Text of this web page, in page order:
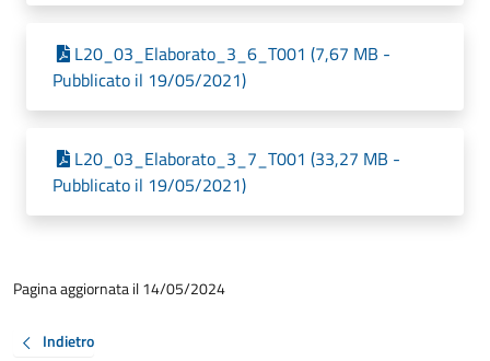
L20_03_Elaborato_3_6_T001 (7,67 MB -
Pubblicato il 19/05/2021)
L20_03_Elaborato_3_7_T001 (33,27 MB -
Pubblicato il 19/05/2021)
Pagina aggiornata il 14/05/2024
Indietro